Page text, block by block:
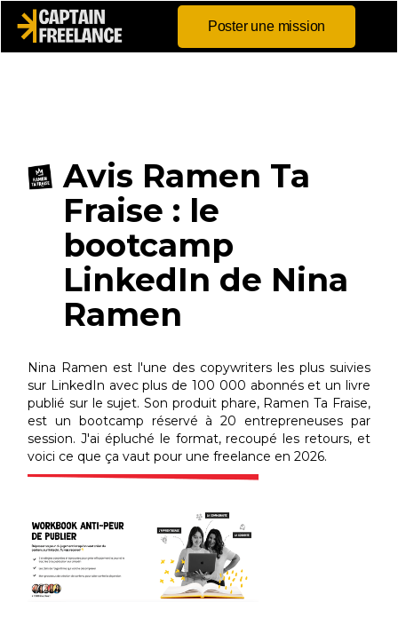
Poster une mission
Avis Ramen Ta
Fraise : le
bootcamp
LinkedIn de Nina
Ramen
Nina Ramen est l'une des copywriters les plus suivies
sur LinkedIn avec plus de 100 000 abonnés et un livre
publié sur le sujet. Son produit phare, Ramen Ta Fraise,
est un bootcamp réservé à 20 entrepreneuses par
session. J'ai épluché le format, recoupé les retours, et
voici ce que ça vaut pour une freelance en 2026.